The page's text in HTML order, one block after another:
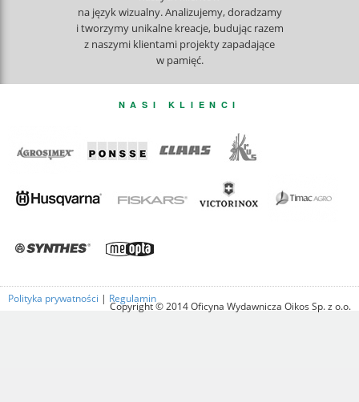
na język wizualny. Analizujemy, doradzamy
i tworzymy unikalne kreacje, budując razem
z naszymi klientami projekty zapadające
w pamięć.
NASI KLIENCI
Polityka prywatności | Regulamin
Copyright © 2014 Oficyna Wydawnicza Oikos Sp. z o.o.